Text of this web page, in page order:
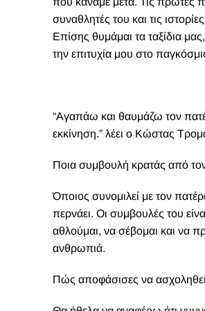
συναθλητές του και τις
Επίσης θυμάμαι τα ταξίδια
την επιτυχία μου στο
“Αγαπάω και θαυμάζω τον
εκκίνηση.” λέει ο Κώστας
Ποια συμβουλή κρατάς από
Όποιος συνομιλεί με τον
περνάει. Οι συμβουλές του
αθλούμαι, να σέβομαι και να
ανθρωπιά.
Πώς αποφάσισες να